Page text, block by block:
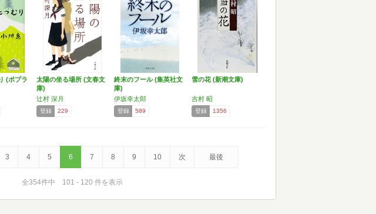
(ポプラ
太陽の坐る場所 (文春文
庫)
辻村 深月
登録 229
終末のフール (集英社文
庫)
伊坂幸太郎
登録 589
雪の花 (新潮文庫)
吉村 昭
登録 1356
3 4 5 6 7 8 9 10 次 最後
全354件中 101 - 120 件を表示